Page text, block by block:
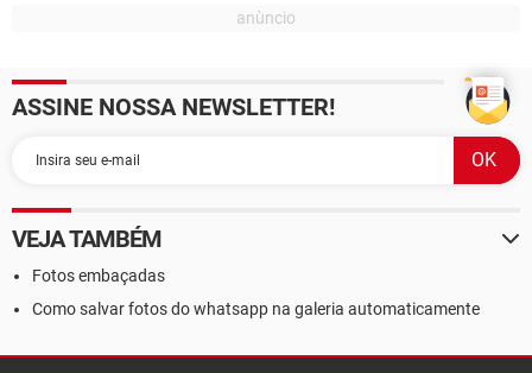
ASSINE NOSSA NEWSLETTER!
VEJA TAMBÉM
Fotos embaçadas
Como salvar fotos do whatsapp na galeria automaticamente